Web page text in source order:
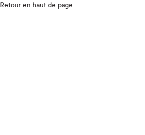
Retour en haut de page